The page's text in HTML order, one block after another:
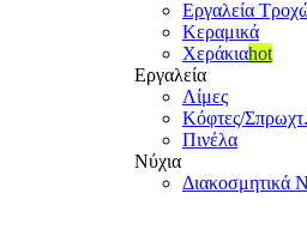
Εργαλεία
Κεραμικά
Χεράκιαhot
Εργαλεία
Λίμες
Κόφτες/
Πινέλα
Νύχια
Διακοσμητικά